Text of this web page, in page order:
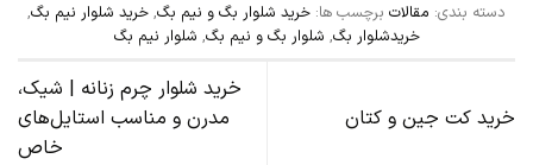
دسته بندی: مقالاتبرچسب ها: خرید شلوار بگ و نیم بگ,خرید شلوار نیم بگ,
خریدشلوار بگ,شلوار بگ و نیم بگ,شلوار نیم بگ
خرید کت جین و کتان
خرید شلوار چرم زنانه | شیک،
مدرن و مناسب استایل‌های
خاص